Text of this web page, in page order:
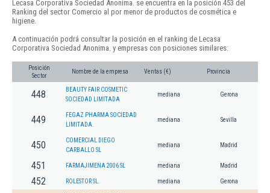
Lecasa Corporativa Sociedad Anonima. se encuentra en la posición 453 del
Ranking del sector Comercio al por menor de productos de cosmética e
higiene.
A continuación podrá consultar la posición en el ranking de Lecasa
Corporativa Sociedad Anonima. y empresas con posiciones similares:
Posición
Sector
Nombre de la empresa Ventas (€) Provincia
448
BEAUTY FAIR COSMETIC
SOCIEDAD LIMITADA
mediana Gerona
449
FEGAZ PHARMA SOCIEDAD
LIMITADA.
mediana Sevilla
450
COMERCIAL DIEGO
CARBALLO SL
mediana Madrid
451 FARMAJIMENA 2006 SL mediana Madrid
452 ROLESTOR SL. mediana Gerona